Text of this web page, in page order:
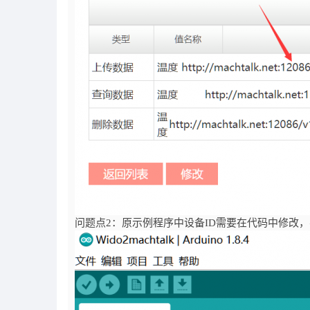
问题点2：原示例程序中设备ID需要在代码中修改